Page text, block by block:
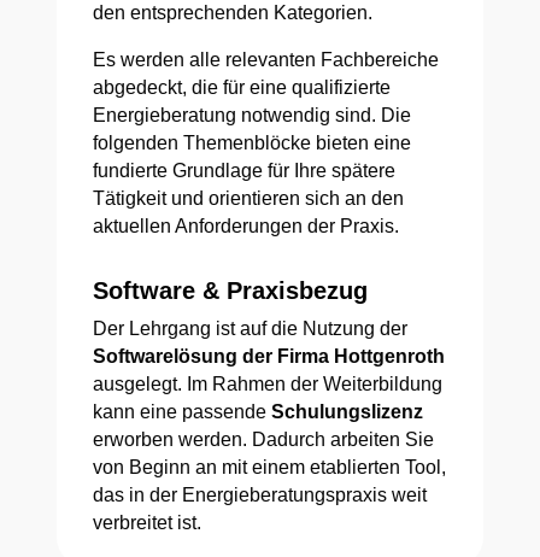
den entsprechenden Kategorien.
Es werden alle relevanten Fachbereiche
abgedeckt, die für eine qualifizierte
Energieberatung notwendig sind. Die
folgenden Themenblöcke bieten eine
fundierte Grundlage für Ihre spätere
Tätigkeit und orientieren sich an den
aktuellen Anforderungen der Praxis.
Software & Praxisbezug
Der Lehrgang ist auf die Nutzung der
Softwarelösung der Firma Hottgenroth
ausgelegt. Im Rahmen der Weiterbildung
kann eine passende Schulungslizenz
erworben werden. Dadurch arbeiten Sie
von Beginn an mit einem etablierten Tool,
das in der Energieberatungspraxis weit
verbreitet ist.